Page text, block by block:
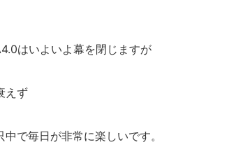
はいよいよ幕を閉じますが
えず
で毎日が非常に楽しいです。